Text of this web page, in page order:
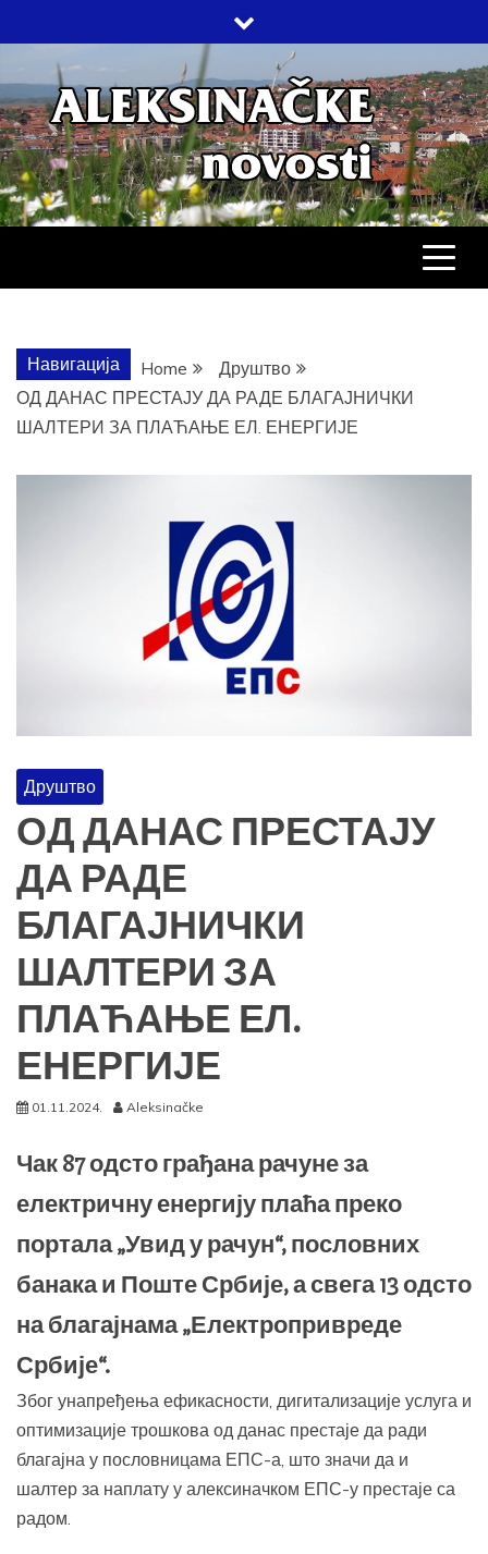
to
content
НОВОСТИ
ДРУШТВО, КУЛТУРА, ЕКОНОМИЈА,
СПОРТ, ПОСЛОВНИ ИМЕНИК,
Навигација Home
Друштво
ОД ДАНАС ПРЕСТАЈУ ДА РАДЕ БЛАГАЈНИЧКИ
ШАЛТЕРИ ЗА ПЛАЋАЊЕ ЕЛ. ЕНЕРГИЈЕ
Друштво
ОД ДАНАС ПРЕСТАЈУ
ДА РАДЕ
БЛАГАЈНИЧКИ
ШАЛТЕРИ ЗА
ПЛАЋАЊЕ ЕЛ.
ЕНЕРГИЈЕ
01.11.2024. Aleksinačke
Чак 87 одсто грађана рачуне за
електричну енергију плаћа преко
портала „Увид у рачун“, пословних
банака и Поште Србије, а свега 13 одсто
на благајнама „Електропривреде
Србије“.
Због унапређења ефикасности, дигитализације услуга и
оптимизације трошкова од данас престаје да ради
благајна у пословницама ЕПС-а, што значи да и
шалтер за наплату у алексиначком ЕПС-у престаје са
радом.